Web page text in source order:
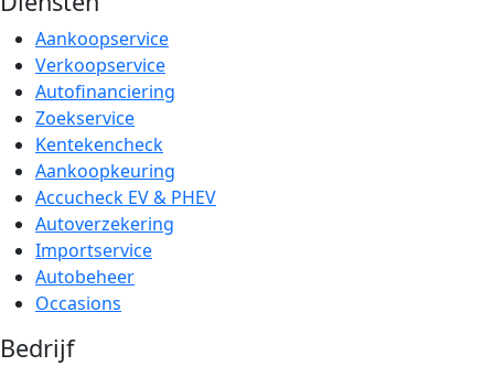
Aankoopservice
Verkoopservice
Autofinanciering
Zoekservice
Kentekencheck
Aankoopkeuring
Accucheck EV & PHEV
Autoverzekering
Importservice
Autobeheer
Occasions
Bedrijf